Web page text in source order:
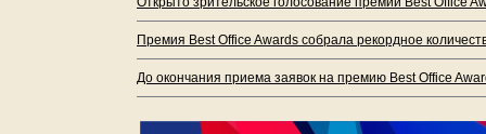
Премия Best Office Awards собрала рекордное
До окончания приема заявок на премию Best Office